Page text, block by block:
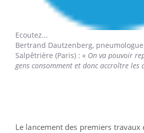
Ecoutez...
Bertrand Dautzenberg,
Salpêtrière (Paris) : « On va pouvoir
gens consomment et donc accroître les
Le lancement des premiers travaux